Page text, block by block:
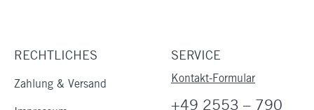
RECHTLICHES
Zahlung & Versand
SERVICE
Kontakt-Formular
+49 2553 – 790